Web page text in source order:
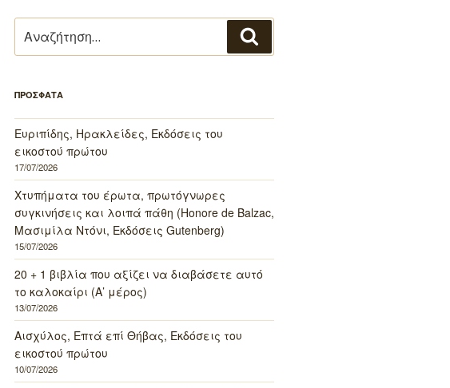
για:
ΠΡΟΣΦΑΤΑ
Ευριπίδης, Ηρακλείδες, Εκδόσεις του
εικοστού πρώτου
17/07/2026
Χτυπήματα του έρωτα, πρωτόγνωρες
συγκινήσεις και λοιπά πάθη (Honore de Balzac,
Μασιμίλα Ντόνι, Εκδόσεις Gutenberg)
15/07/2026
20 + 1 βιβλία που αξίζει να διαβάσετε αυτό
το καλοκαίρι (Α’ μέρος)
13/07/2026
Αισχύλος, Επτά επί Θήβας, Εκδόσεις του
εικοστού πρώτου
10/07/2026